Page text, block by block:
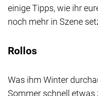
einige Tipps, wie ihr
noch mehr in Szene
Rollos
Was ihm Winter
Sommer schnell etwas